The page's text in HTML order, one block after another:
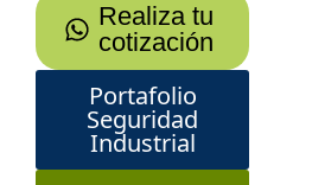
Realiza tu
cotización
Portafolio
Seguridad
Industrial